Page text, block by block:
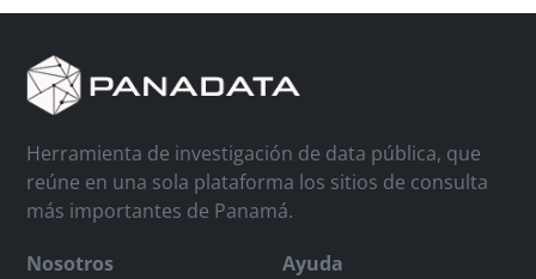
Herramienta de investigación de data pública, que
reúne en una sola plataforma los sitios de consulta
más importantes de Panamá.
Nosotros
Ayuda